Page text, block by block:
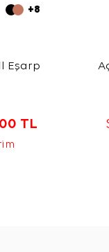
+8
Eşarp
TL